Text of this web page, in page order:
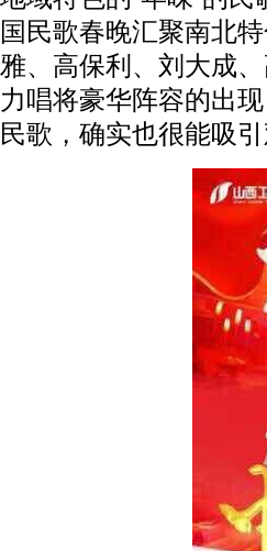
国民歌春晚汇聚南北
雅、高保利、刘大成
力唱将豪华阵容的出
民歌，确实也很能吸